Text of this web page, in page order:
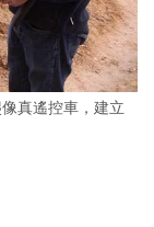
真遙控車，建立